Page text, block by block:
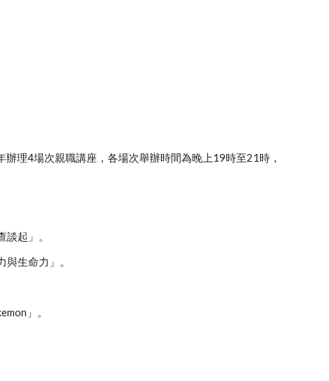
理4場次親職講座，各場次舉辦時間為晚上19時至21時，
起」。
生命力」。
」。